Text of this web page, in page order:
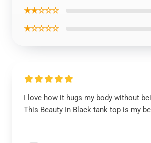
★★☆☆☆
★☆☆☆☆
I love how it hugs my body without
This Beauty In Black tank top is my